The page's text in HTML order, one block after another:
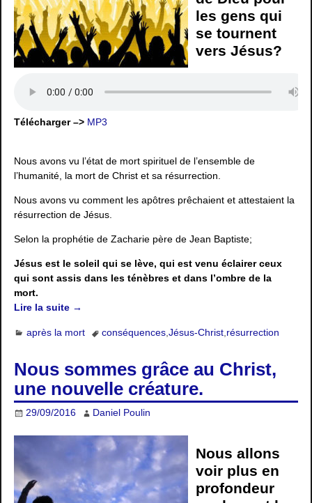
les gens qui
se tournent
vers Jésus?
Télécharger –> MP3
Nous avons vu l’état de mort spirituel de l’ensemble de
l’humanité, la mort de Christ et sa résurrection.
Nous avons vu comment les apôtres prêchaient et attestaient la
résurrection de Jésus.
Selon la prophétie de Zacharie père de Jean Baptiste;
Jésus est le soleil qui se lève, qui est venu éclairer ceux
qui sont assis dans les ténèbres et dans l’ombre de la
mort.
Lire la suite →
après la mort conséquences,Jésus-Christ,résurrection
Nous sommes grâce au Christ,
une nouvelle créature.
29/09/2016 Daniel Poulin
Nous allons
voir plus en
profondeur